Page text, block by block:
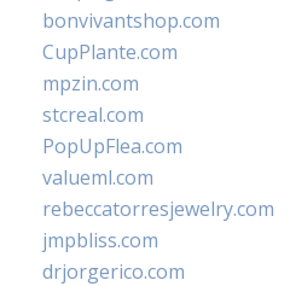
bonvivantshop.com
CupPlante.com
mpzin.com
stcreal.com
PopUpFlea.com
valueml.com
rebeccatorresjewelry.com
jmpbliss.com
drjorgerico.com